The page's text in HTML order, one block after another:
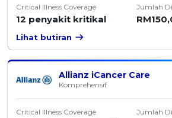
Critical Illness Coverage
12 penyakit kritikal
Jumlah
Lihat butiran
Allianz iCancer Care
Komprehensif
Critical Illness Coverage Jumlah